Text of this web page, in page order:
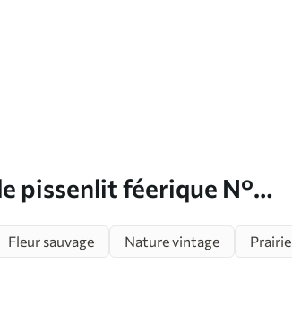
pissenlit féerique N°
Fleur sauvage Nature vintage Prairie